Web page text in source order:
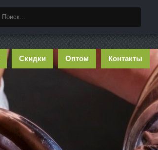
Скидки Оптом Контакты